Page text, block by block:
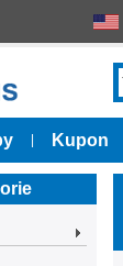
Kupon